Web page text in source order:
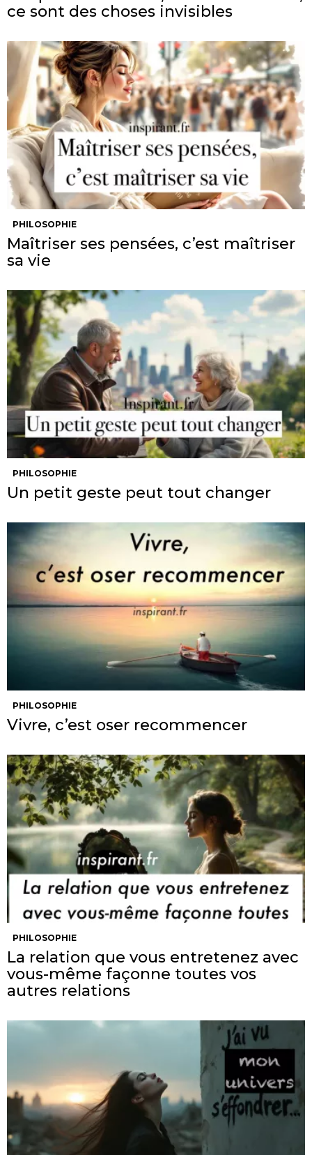
ce sont des choses invisibles
PHILOSOPHIE
Maîtriser ses pensées, c’est maîtriser
sa vie
PHILOSOPHIE
Un petit geste peut tout changer
PHILOSOPHIE
Vivre, c’est oser recommencer
PHILOSOPHIE
La relation que vous entretenez avec
vous-même façonne toutes vos
autres relations